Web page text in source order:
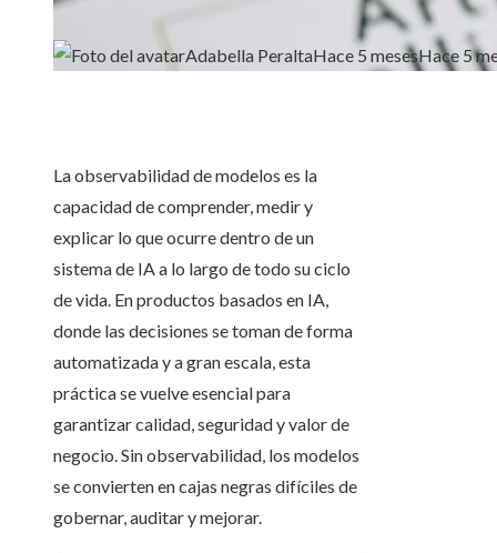
Adabella PeraltaHace 5 mesesHace 5
La observabilidad de modelos es la
capacidad de comprender, medir y
explicar lo que ocurre dentro de un
sistema de IA a lo largo de todo su ciclo
de vida. En productos basados en IA,
donde las decisiones se toman de forma
automatizada y a gran escala, esta
práctica se vuelve esencial para
garantizar calidad, seguridad y valor de
negocio. Sin observabilidad, los modelos
se convierten en cajas negras difíciles de
gobernar, auditar y mejorar.